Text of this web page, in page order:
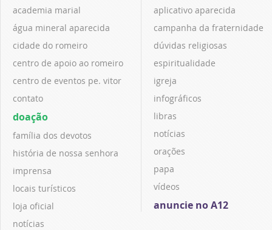
academia marial
água mineral aparecida
cidade do romeiro
centro de apoio ao romeiro
centro de eventos pe. vitor
contato
doação
família dos devotos
história de nossa senhora
imprensa
locais turísticos
loja oficial
notícias
aplicativo aparecida
campanha da fraternidade
dúvidas religiosas
espiritualidade
igreja
infográficos
libras
notícias
orações
papa
vídeos
anuncie no A12